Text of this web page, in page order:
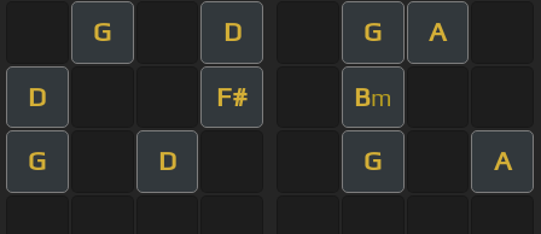
G D G A
D F# Bm
G D G A